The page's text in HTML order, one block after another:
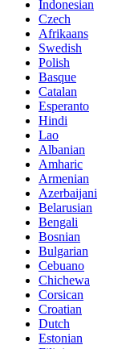
Indonesian
Czech
Afrikaans
Swedish
Polish
Basque
Catalan
Esperanto
Hindi
Lao
Albanian
Amharic
Armenian
Azerbaijani
Belarusian
Bengali
Bosnian
Bulgarian
Cebuano
Chichewa
Corsican
Croatian
Dutch
Estonian